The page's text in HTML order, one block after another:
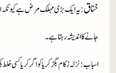
خناق:یہ ایک بڑی مہلک مرض ہے
جانے کا اندیشہ رہتا ہے۔
اسباب: نزلہ زکام بگڑ کر یا کوا گر کر یا